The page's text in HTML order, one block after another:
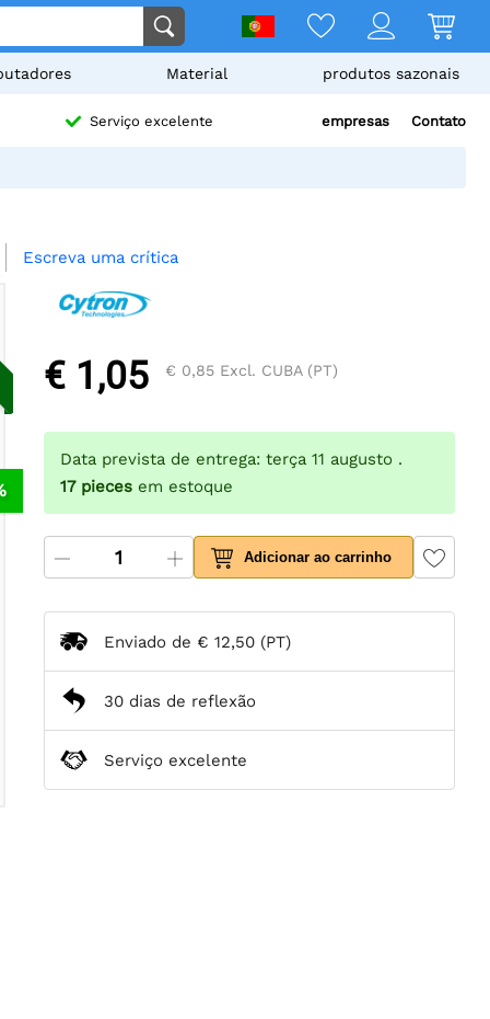
Material produtos sazonais
Serviço excelente empresas Contato
Escreva uma crítica
€ 1,05 € 0,85 Excl. CUBA (PT)
Data prevista de entrega: terça 11 augusto .
17pieces em estoque
Adicionar ao carrinho
Enviado de € 12,50 (PT)
30 dias de reflexão
Serviço excelente